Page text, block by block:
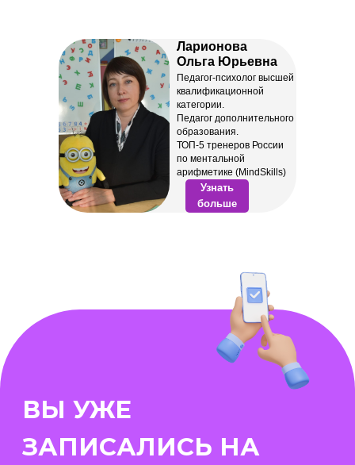
Ларионова
Ольга Юрьевна
Педагог-психолог высшей
квалификационной
категории.
Педагог дополнительного
образования.
ТОП-5 тренеров России
по ментальной
арифметике (MindSkills)
Узнать
больше
МНЕМО Мурино
ООО «Менар Мурино»
Ленинградская область.
+7 (995) 592-25-13
Время работы с 09.00 до 20.00
Вс выходной.